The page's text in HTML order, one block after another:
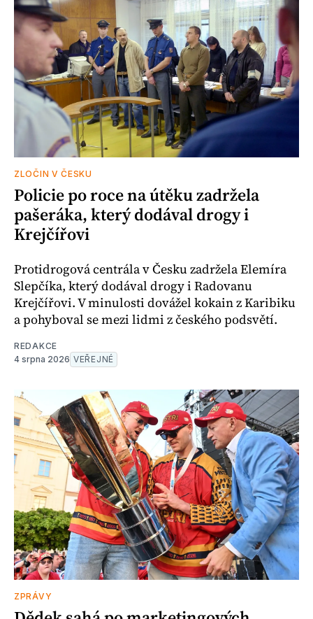
ZLOČIN V ČESKU
Policie po roce na útěku zadržela
pašeráka, který dodával drogy i
Krejčířovi
Protidrogová centrála v Česku zadržela Elemíra
Slepčíka, který dodával drogy i Radovanu
Krejčířovi. V minulosti dovážel kokain z Karibiku
a pohyboval se mezi lidmi z českého podsvětí.
REDAKCE
4 srpna 2026 VEŘEJNÉ
ZPRÁVY